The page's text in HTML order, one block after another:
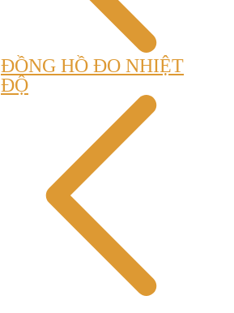
ĐỒNG HỒ ĐO NHIỆT
ĐỘ